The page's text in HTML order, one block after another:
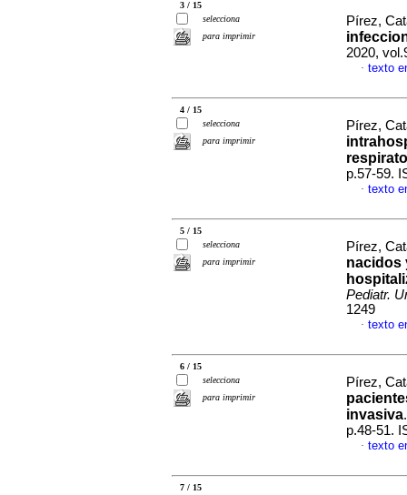
3 / 15
selecciona
para imprimir
Pírez,
2020,
· texto
4 / 15
selecciona
para imprimir
Pírez,
p.57-59.
· texto
5 / 15
selecciona
para imprimir
Pírez,
nacidos
Pediatr.
1249
· texto
6 / 15
selecciona
para imprimir
Pírez,
invasiva
p.48-51.
· texto
7 / 15